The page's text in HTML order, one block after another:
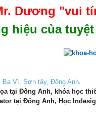
Dương "vui
hiệu của
Ba Vì, Sơn tây, Đông Anh
tại Đông Anh, khóa học
tại Đông Anh, Học